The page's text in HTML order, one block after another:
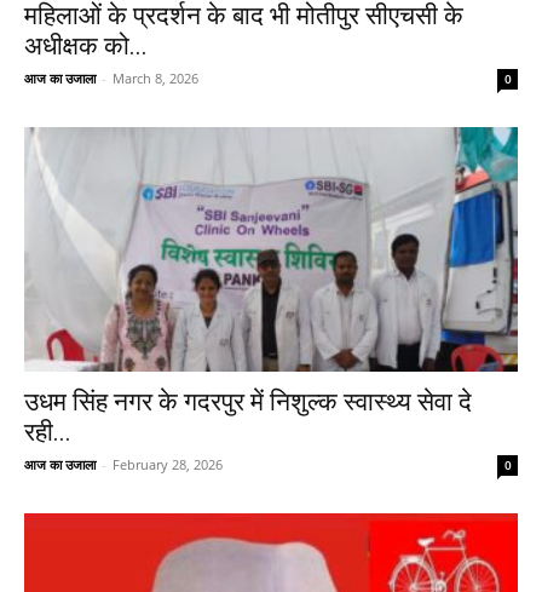
महिलाओं के प्रदर्शन के बाद भी मोतीपुर सीएचसी के
अधीक्षक को...
आज का उजाला - March 8, 2026 0
उधम सिंह नगर के गदरपुर में निशुल्क स्वास्थ्य सेवा दे
रही...
आज का उजाला - February 28, 2026 0